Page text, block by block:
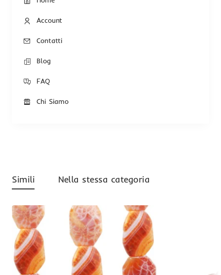
Account
Contatti
Blog
FAQ
Chi Siamo
Simili Nella stessa categoria